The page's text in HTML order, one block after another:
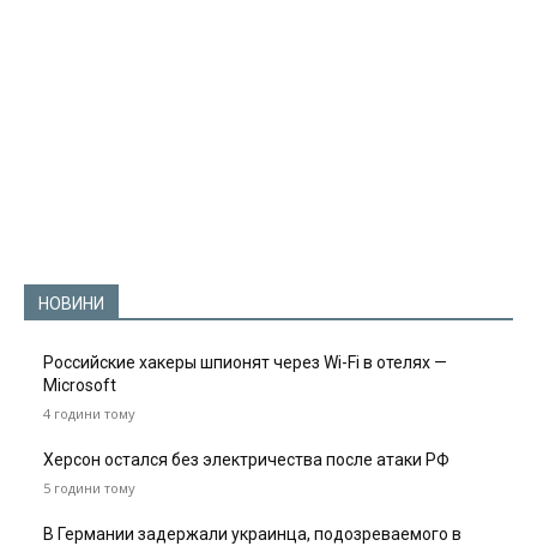
НОВИНИ
Российские хакеры шпионят через Wi-Fi в отелях —
Microsoft
4 години тому
Херсон остался без электричества после атаки РФ
5 години тому
В Германии задержали украинца, подозреваемого в